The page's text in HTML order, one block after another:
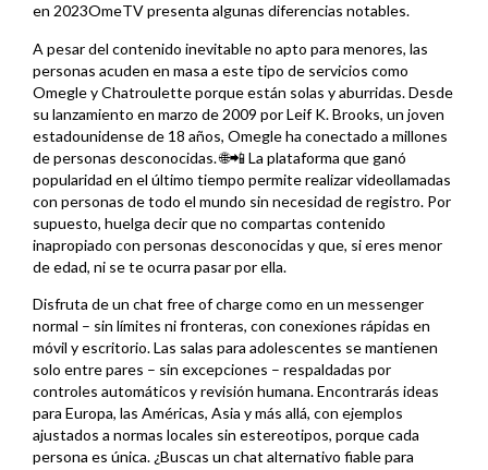
en 2023OmeTV presenta algunas diferencias notables.
A pesar del contenido inevitable no apto para menores, las
personas acuden en masa a este tipo de servicios como
Omegle y Chatroulette porque están solas y aburridas. Desde
su lanzamiento en marzo de 2009 por Leif K. Brooks, un joven
estadounidense de 18 años, Omegle ha conectado a millones
de personas desconocidas. 🌐📲 La plataforma que ganó
popularidad en el último tiempo permite realizar videollamadas
con personas de todo el mundo sin necesidad de registro. Por
supuesto, huelga decir que no compartas contenido
inapropiado con personas desconocidas y que, si eres menor
de edad, ni se te ocurra pasar por ella.
Disfruta de un chat free of charge como en un messenger
normal – sin límites ni fronteras, con conexiones rápidas en
móvil y escritorio. Las salas para adolescentes se mantienen
solo entre pares – sin excepciones – respaldadas por
controles automáticos y revisión humana. Encontrarás ideas
para Europa, las Américas, Asia y más allá, con ejemplos
ajustados a normas locales sin estereotipos, porque cada
persona es única. ¿Buscas un chat alternativo fiable para